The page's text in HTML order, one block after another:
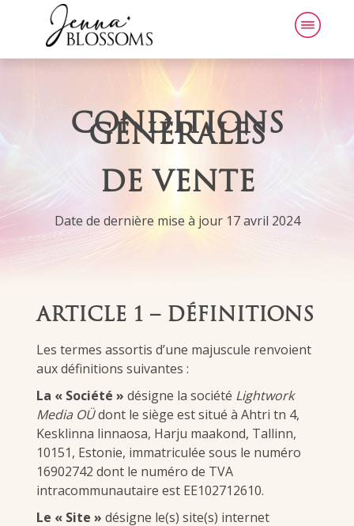
CONDITIONS
GÉNÉRALES
DE VENTE
Date de dernière mise à jour 17 avril 2024
ARTICLE 1 – DÉFINITIONS
Les termes assortis d’une majuscule renvoient
aux définitions suivantes :
La « Société » désigne la société Lightwork
Media OÜdont le siège est situé à Ahtri tn 4,
Kesklinna linnaosa, Harju maakond, Tallinn,
10151, Estonie, immatriculée sous le numéro
16902742 dont le numéro de TVA
intracommunautaire est EE102712610.
Le « Site » désigne le(s) site(s) internet